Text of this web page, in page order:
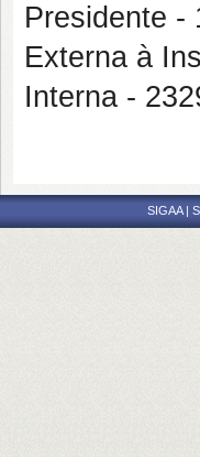
Presidente -
Externa à
Interna -
SIGAA |